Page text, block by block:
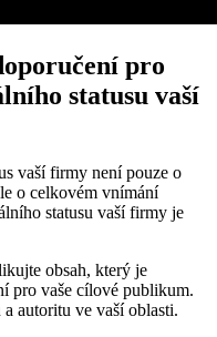
pro
statusu vaší
vaší firmy není pouze o
o celkovém vnímání
statusu vaší firmy je
obsah, který je
pro vaše cílové publikum.
autoritu ve vaší oblasti.